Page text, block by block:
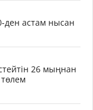
ден астам нысан
26 мыңнан